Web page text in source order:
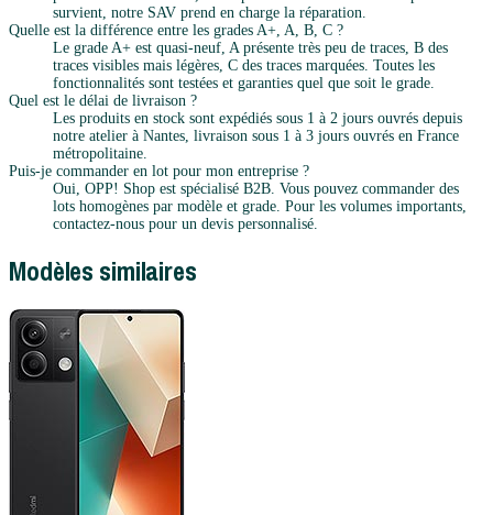
survient, notre SAV prend en charge la réparation.
Quelle est la différence entre les grades A+, A, B, C ?
Le grade A+ est quasi-neuf, A présente très peu de traces, B des
traces visibles mais légères, C des traces marquées. Toutes les
fonctionnalités sont testées et garanties quel que soit le grade.
Quel est le délai de livraison ?
Les produits en stock sont expédiés sous 1 à 2 jours ouvrés depuis
notre atelier à Nantes, livraison sous 1 à 3 jours ouvrés en France
métropolitaine.
Puis-je commander en lot pour mon entreprise ?
Oui, OPP! Shop est spécialisé B2B. Vous pouvez commander des
lots homogènes par modèle et grade. Pour les volumes importants,
contactez-nous pour un devis personnalisé.
Modèles similaires